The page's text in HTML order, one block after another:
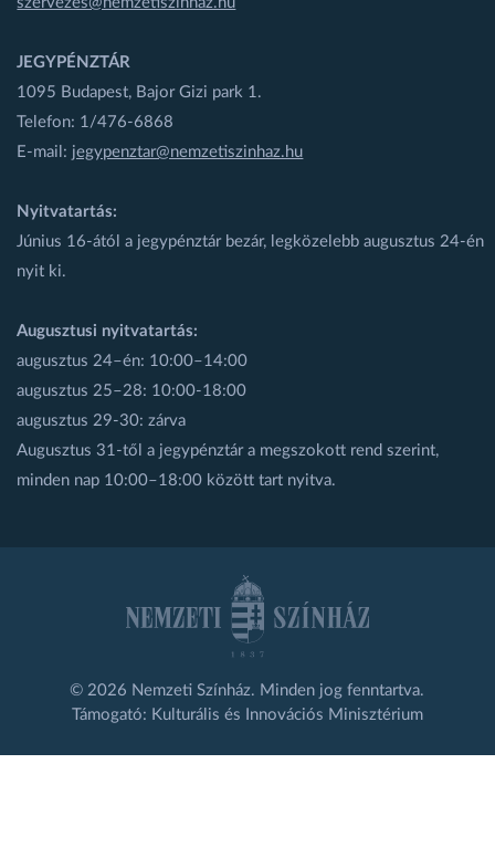
JEGYPÉNZTÁR
1095 Budapest, Bajor Gizi park 1.
Telefon: 1/476-6868
E-mail: jegypenztar@nemzetiszinhaz.hu
Nyitvatartás:
Június 16-ától a jegypénztár bezár, legközelebb augusztus 24-én
nyit ki.
Augusztusi nyitvatartás:
augusztus 24–én: 10:00–14:00
augusztus 25–28: 10:00-18:00
augusztus 29-30: zárva
Augusztus 31-től a jegypénztár a megszokott rend szerint,
minden nap 10:00–18:00 között tart nyitva.
© 2026 Nemzeti Színház. Minden jog fenntartva.
Támogató: Kulturális és Innovációs Minisztérium